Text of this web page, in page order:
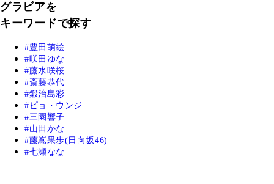
グラビアを
キーワードで探す
豊田萌絵
咲田ゆな
藤水咲桜
斎藤恭代
鍛治島彩
ピョ・ウンジ
三園響子
山田かな
藤嶌果歩(日向坂46)
七瀬なな